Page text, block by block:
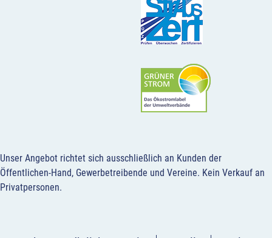
Unser Angebot richtet sich ausschließlich an Kunden der
Öffentlichen-Hand, Gewerbetreibende und Vereine. Kein Verkauf an
Privatpersonen.